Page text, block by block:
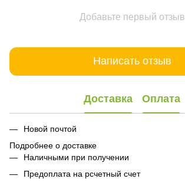
Добавьте первый отзыв
Написать отзыв
Доставка Оплата
Новой почтой
Подробнее о доставке
Наличными при получении
Предоплата на рсчетный счет